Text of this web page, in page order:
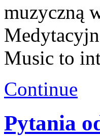
muzyczną
Music to
Continue
Pytania